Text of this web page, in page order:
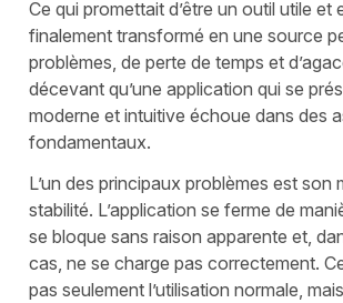
Ce qui promettait d’être un outil utile et
finalement transformé en une source
problèmes, de perte de temps et
décevant qu’une application qui se
moderne et intuitive échoue dans des
fondamentaux.
L’un des principaux problèmes est son
stabilité. L’application se ferme de
se bloque sans raison apparente et,
cas, ne se charge pas correctement.
pas seulement l’utilisation normale,